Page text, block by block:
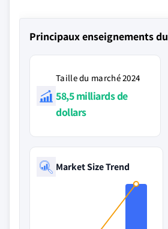
Principaux enseignements
Taille du marché 2024
58,5 milliards de
dollars
Market Size Trend